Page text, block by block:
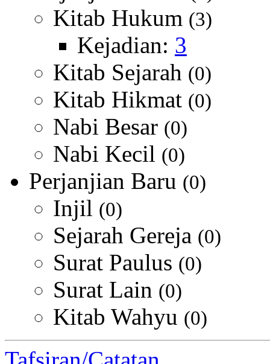
Kitab Hukum (3)
Kejadian: 3
Kitab Sejarah (0)
Kitab Hikmat (0)
Nabi Besar (0)
Nabi Kecil (0)
Perjanjian Baru (0)
Injil (0)
Sejarah Gereja (0)
Surat Paulus (0)
Surat Lain (0)
Kitab Wahyu (0)